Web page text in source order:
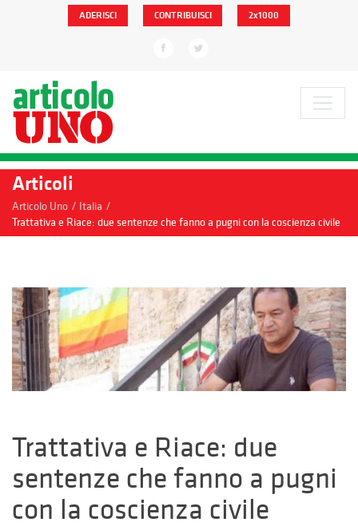
ADERISCI CONTRIBUISCI 2x1000
Articoli
Articolo Uno / Italia /
Trattativa e Riace: due sentenze che fanno a pugni con la coscienza civile
Trattativa e Riace: due
sentenze che fanno a pugni
con la coscienza civile